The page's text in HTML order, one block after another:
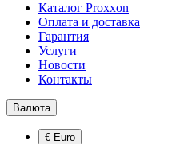
Каталог Proxxon
Оплата и доставка
Гарантия
Услуги
Новости
Контакты
Валюта
€ Euro